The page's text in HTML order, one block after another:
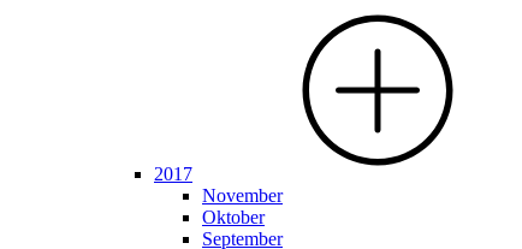
2017
November
Oktober
September